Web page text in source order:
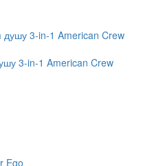
3-in-1 American Crew